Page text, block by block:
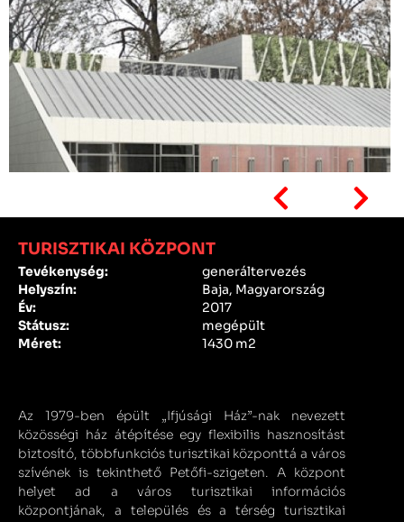
TURISZTIKAI KÖZPONT
Tevékenység:
generáltervezés
Helyszín:
Baja, Magyarország
Év:
2017
Státusz:
megépült
Méret:
1430 m2
Az 1979-ben épült „Ifjúsági Ház”-nak nevezett
közösségi ház átépítése egy flexibilis hasznosítást
biztosító, többfunkciós turisztikai központtá a város
szívének is tekinthető Petőfi-szigeten. A központ
helyet ad a város turisztikai információs
központjának, a település és a térség turisztikai